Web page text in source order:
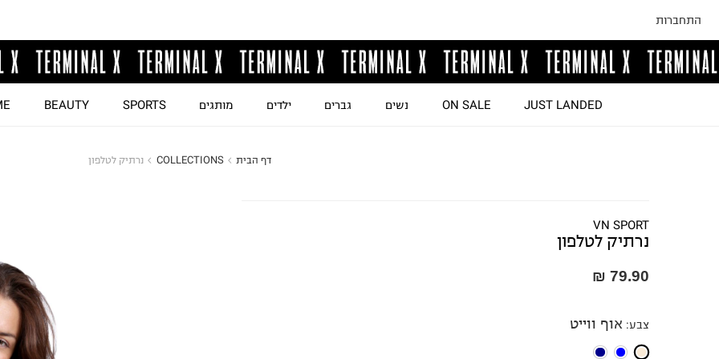
התחברות
JUST LANDED
ON SALE נשים גברים ילדים מותגים SPORTS
BEAUTY
דף הבית COLLECTIONS נרתיק לטלפון
VN SPORT
נרתיק לטלפון
79.90 ₪
צבע: אוף ווייט